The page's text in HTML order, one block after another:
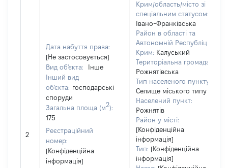
2
Дата набуття права:
[Не застосовується]
Вид об'єкта:
Інше
Інший вид
об'єкта: господарські
споруди
Загальна площа (м2):
175
Реєстраційний
номер:
[Конфіденційна
інформація]
Крим/область/місто зі
спеціальним статусом:
Івано-Франківська
Район в області та
Автономній Республіці
Крим: Калуський
Територіальна громада:
Рожнятівська
Тип населеного пункту:
Селище міського типу
Населений пункт:
Рожнятів
Район у місті:
[Конфіденційна
інформація]
Тип: [Конфіденційна
інформація]